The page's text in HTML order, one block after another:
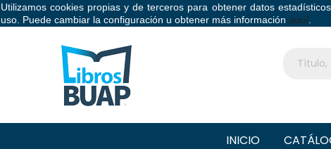
Utilizamos cookies propias y de terceros para obtener datos
uso. Puede cambiar la configuración u obtener más información aquí
Libros BUAP
INICIO